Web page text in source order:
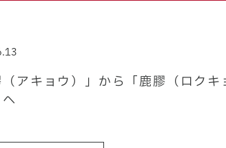
（アキョウ）」から「鹿膠（ロクキ